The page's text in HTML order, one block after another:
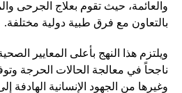
والعائمة، حيث تقوم بعلاج الجرحى
بالتعاون مع فرق طبية دولية مختلفة.
ويلتزم هذا النهج بأعلى المعايير
ناجحاً في معالجة الحالات الحرجة
وغيرها من الجهود الإنسانية الهادفة